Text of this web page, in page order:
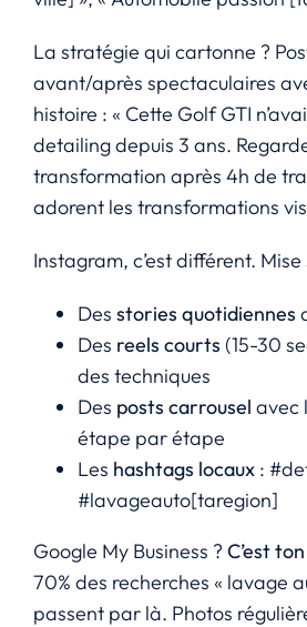
La stratégie qui cartonne ?
avant/après spectaculaires
histoire : « Cette Golf GTI
detailing depuis 3 ans.
transformation après 4h de
adorent les transformations
Instagram, c’est différent. Mise
Des stories quotidiennes
Des reels courts (15-30
des techniques
Des posts carrousel avec
étape par étape
Les hashtags locaux:
#lavageauto[taregion]
Google My Business ? C’est
70% des recherches « lavage
passent par là. Photos